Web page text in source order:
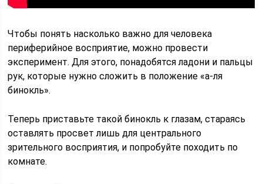
Чтобы понять насколько важно для человека
периферийное восприятие, можно провести
эксперимент. Для этого, понадобятся ладони и пальцы
рук, которые нужно сложить в положение «а-ля
бинокль».
Теперь приставьте такой бинокль к глазам, стараясь
оставлять просвет лишь для центрального
зрительного восприятия, и попробуйте походить по
комнате.